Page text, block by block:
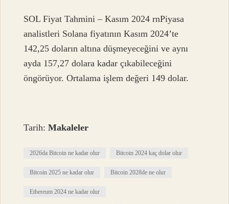
SOL Fiyat Tahmini – Kasım 2024 rnPiyasa
analistleri Solana fiyatının Kasım 2024’te
142,25 doların altına düşmeyeceğini ve aynı
ayda 157,27 dolara kadar çıkabileceğini
öngörüyor. Ortalama işlem değeri 149 dolar.
Tarih:Makaleler
2026da Bitcoin ne kadar olur Bitcoin 2024 kaç dolar olur
Bitcoin 2025 ne kadar olur Bitcoin 2028de ne olur
Ethereum 2024 ne kadar olur